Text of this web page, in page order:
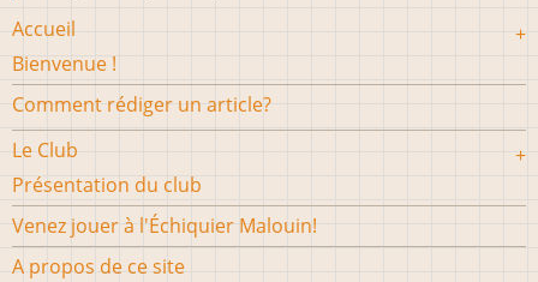
Accueil
Bienvenue !
Comment rédiger un article?
Le Club
Présentation du club
Venez jouer à l'Échiquier Malouin!
A propos de ce site